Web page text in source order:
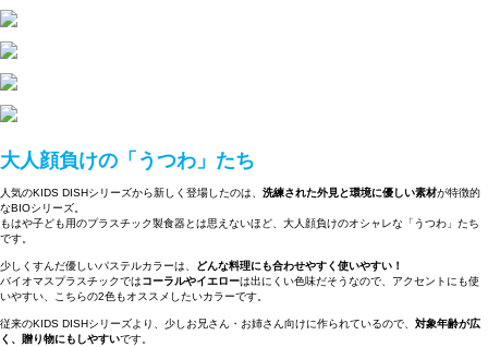
大人顔負けの「うつわ」たち
人気のKIDS DISHシリーズから新しく登場したのは、 洗練された外見と環境に優しい素材が特徴的
なBIOシリーズ。
もはや子ども用のプラスチック製食器とは思えないほど、大人顔負けのオシャレな「うつわ」たち
です。
少しくすんだ優しいパステルカラーは、 どんな料理にも合わせやすく使いやすい！
バイオマスプラスチックではコーラルやイエローは出にくい色味だそうなので、アクセントにも使
いやすい、こちらの2色もオススメしたいカラーです。
従来のKIDS DISHシリーズより、少しお兄さん・お姉さん向けに作られているので、 対象年齢が広
く、贈り物にもしやすいです。